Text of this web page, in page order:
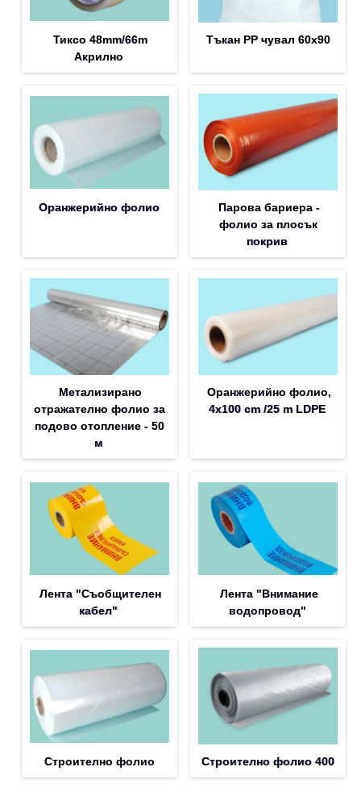
Тиксо 48mm/66m
Акрилно
Тъкан PP чувал 60х90
Оранжерийно фолио
Парова бариера -
фолио за плосък
покрив
Метализирано
отражателно фолио за
подово отопление - 50
м
Оранжерийно фолио,
4x100 cm /25 m LDPE
Лента "Съобщителен
кабел"
Лента "Внимание
водопровод"
Строително фолио Строително фолио 400